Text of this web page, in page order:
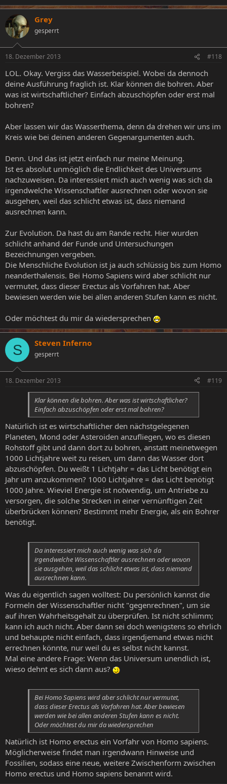
Grey
gesperrt
18. Dezember 2013 #118
LOL. Okay. Vergiss das Wasserbeispiel. Wobei da dennoch
deine Ausführung fraglich ist. Klar können die bohren. Aber
was ist wirtschaftlicher? Einfach abzuschöpfen oder erst mal
bohren?
Aber lassen wir das Wasserthema, denn da drehen wir uns im
Kreis wie bei deinen anderen Gegenargumenten auch.
Denn. Und das ist jetzt einfach nur meine Meinung.
Ist es absolut unmöglich die Endlichkeit des Universums
nachzuweisen. Da interessiert mich auch wenig was sich da
irgendwelche Wissenschaftler ausrechnen oder wovon sie
ausgehen, weil das schlicht etwas ist, dass niemand
ausrechnen kann.
Zur Evolution. Da hast du am Rande recht. Hier wurden
schlicht anhand der Funde und Untersuchungen
Bezeichnungen vergeben.
Die Menschliche Evolution ist ja auch schlüssig bis zum Homo
neanderthalensis. Bei Homo Sapiens wird aber schlicht nur
vermutet, dass dieser Erectus als Vorfahren hat. Aber
bewiesen werden wie bei allen anderen Stufen kann es nicht.
Oder möchtest du mir da wiedersprechen
S Steven Inferno
gesperrt
18. Dezember 2013 #119
Klar können die bohren. Aber was ist wirtschaftlicher?
Einfach abzuschöpfen oder erst mal bohren?
Natürlich ist es wirtschaftlicher den nächstgelegenen
Planeten, Mond oder Asteroiden anzufliegen, wo es diesen
Rohstoff gibt und dann dort zu bohren, anstatt meinetwegen
1000 Lichtjahre weit zu reisen, um dann das Wasser dort
abzuschöpfen. Du weißt 1 Lichtjahr = das Licht benötigt ein
Jahr um anzukommen? 1000 Lichtjahre = das Licht benötigt
1000 Jahre. Wieviel Energie ist notwendig, um Antriebe zu
versorgen, die solche Strecken in einer vernünftigen Zeit
überbrücken können? Bestimmt mehr Energie, als ein Bohrer
benötigt.
Da interessiert mich auch wenig was sich da
irgendwelche Wissenschaftler ausrechnen oder wovon
sie ausgehen, weil das schlicht etwas ist, dass niemand
ausrechnen kann.
Was du eigentlich sagen wolltest: Du persönlich kannst die
Formeln der Wissenschaftler nicht "gegenrechnen", um sie
auf ihren Wahrheitsgehalt zu überprüfen. Ist nicht schlimm;
kann ich auch nicht. Aber dann sei doch wenigstens so ehrlich
und behaupte nicht einfach, dass irgendjemand etwas nicht
errechnen könnte, nur weil du es selbst nicht kannst.
Mal eine andere Frage: Wenn das Universum unendlich ist,
wieso dehnt es sich dann aus?
Bei Homo Sapiens wird aber schlicht nur vermutet,
dass dieser Erectus als Vorfahren hat. Aber bewiesen
werden wie bei allen anderen Stufen kann es nicht.
Oder möchtest du mir da wiedersprechen
Natürlich ist Homo erectus ein Vorfahr von Homo sapiens.
Möglicherweise findet man irgendwann Hinweise und
Fossilien, sodass eine neue, weitere Zwischenform zwischen
Homo erectus und Homo sapiens benannt wird.